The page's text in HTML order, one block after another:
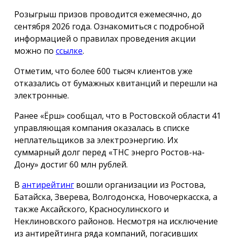
Розыгрыш призов проводится ежемесячно, до
сентября 2026 года. Ознакомиться с подробной
информацией о правилах проведения акции
можно по ссылке.
Отметим, что более 600 тысяч клиентов уже
отказались от бумажных квитанций и перешли на
электронные.
Ранее «Ёрш» сообщал, что в Ростовской области 41
управляющая компания оказалась в списке
неплательщиков за электроэнергию. Их
суммарный долг перед «ТНС энерго Ростов-на-
Дону» достиг 60 млн рублей.
В антирейтинг вошли организации из Ростова,
Батайска, Зверева, Волгодонска, Новочеркасска, а
также Аксайского, Красносулинского и
Неклиновского районов. Несмотря на исключение
из антирейтинга ряда компаний, погасивших